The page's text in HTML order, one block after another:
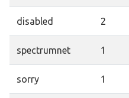
disabled 2
spectrumnet 1
sorry 1